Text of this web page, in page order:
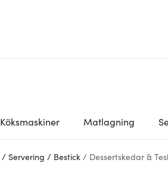
Köksmaskiner Matlagning
/ Servering / Bestick / Dessertskedar &